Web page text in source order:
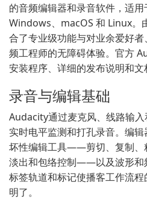
的音频编辑器和录音软件，适用
Windows、macOS 和 Linux。
合了专业级功能与对业余爱好
频工程师的无障碍体验。官方
安装程序、详细的发布说明和文
录音与编辑基础
Audacity通过麦克风、线路输
实时电平监测和打孔录音。编
坏性编辑工具——剪切、复制、
淡出和包络控制——以及波形和
标签轨道和标记使播客工作流
明了。